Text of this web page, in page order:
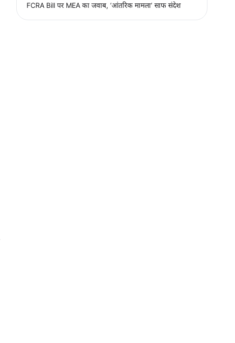
FCRA Bill पर MEA का जवाब, ‘आंतरिक मामला’ साफ संदेश